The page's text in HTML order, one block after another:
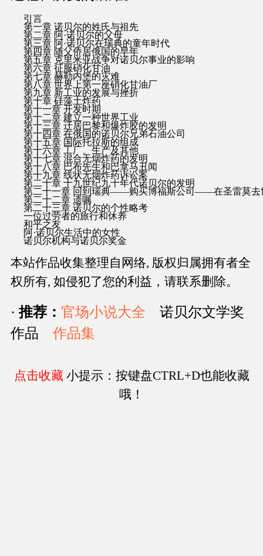
引言
第一章 诺贝尔的姓氏与祖先
第二章 阿·诺贝尔的父母
第三章 阿·诺贝尔在瑞典的童年时代
第四章 随父侨居俄国的早年
第五章 克里米亚战争对诺贝尔事业的影响
第六章 征服硝化甘油
第七章 赫勒内堡的灾难
第八章 世界上第一座硝化甘油厂
第九章 新工业的发展与挫折
第十章 硅藻土炸药
第十一章 开发时期
第十二章 建立一种世界工业
第十三章 迁居巴黎和爆炸胶的发明
第十四章 在俄国的诺贝尔兄弟石油公司
第十五章 国际托拉斯的组成
第十六章 工厂、生产及其他
第十七章 混合无烟炸药的发明
第十八章 巴布先生和巴拿马丑闻
第十九章 线状无烟炸药诉讼案
第二十章 十九世纪九十年代诺贝尔的发明
第二十一章 回到瑞典——购买博福斯公司——在圣雷莫去
第二十二章 遗嘱
第二十三章 诺贝尔的个性略考
一位过劳者的旅行和休养
和平之友
阿·诺贝尔生活中的女性
诺贝尔机构与诺贝尔奖金
本站作品收集整理自网络, 版权归属拥有者全
权所有, 如侵犯了您的利益，请联系删除。
· 推荐： 官场小说大全 诺贝尔文学奖
作品 作品集
点击收藏 小提示：按键盘CTRL+D也能收藏
哦！